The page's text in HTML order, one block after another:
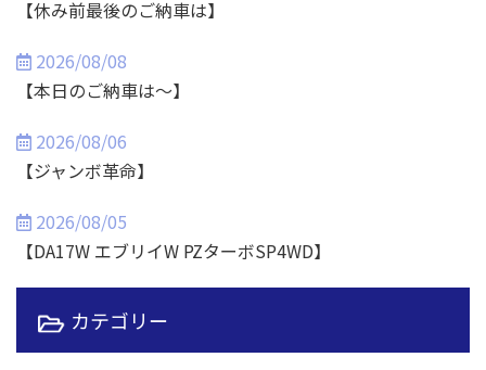
【休み前最後のご納車は】
2026/08/08
【本日のご納車は～】
2026/08/06
【ジャンボ革命】
2026/08/05
【DA17W エブリイW PZターボSP4WD】
カテゴリー